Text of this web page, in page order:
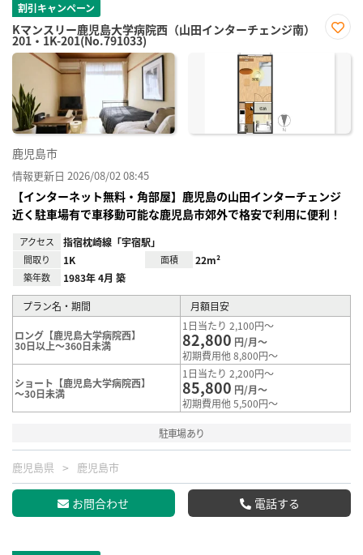
割引キャンペーン
Kマンスリー鹿児島大学病院西（山田インターチェンジ南）
201・1K-201(No.791033)
に入
鹿児島市
情報更新日 2026/08/02 08:45
【インターネット無料・角部屋】鹿児島の山田インターチェンジ
近く駐車場有で車移動可能な鹿児島市郊外で格安で利用に便利！
アクセス 指宿枕崎線「宇宿駅」
間取り 1K 面積 22m²
築年数 1983年 4月 築
プラン名・期間 月額目安
ロング【鹿児島大学病院西】
30日以上～360日未満
1日当たり 2,100円～
82,800 円/月～
初期費用他 8,800円～
ショート【鹿児島大学病院西】
～30日未満
1日当たり 2,200円～
85,800 円/月～
初期費用他 5,500円～
駐車場あり
鹿児島県 鹿児島市
お問合わせ 電話する